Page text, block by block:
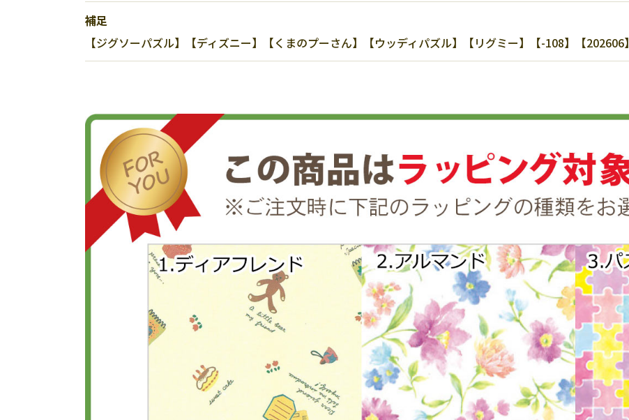
補足
【ジグソーパズル】【ディズニー】【くまのプーさん】【ウッディパズル】【リグミー】【-108】【202606】